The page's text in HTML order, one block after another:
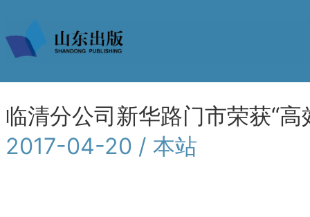
临清分公司新华路门市荣获“高
2017-04-20 / 本站